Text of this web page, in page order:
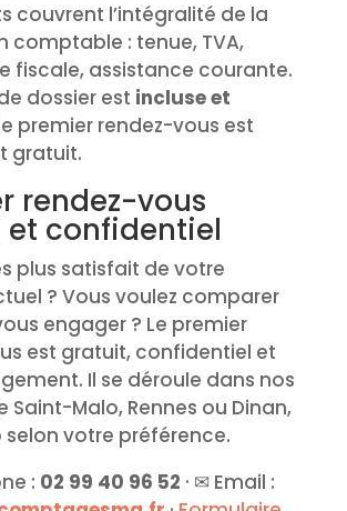
couvrent l’intégralité de la
comptable : tenue, TVA,
fiscale, assistance courante.
dossier est incluse et
premier rendez-vous est
gratuit.
rendez-vous
confidentiel
plus satisfait de votre
? Vous voulez comparer
engager ? Le premier
est gratuit, confidentiel et
Il se déroule dans nos
Saint-Malo, Rennes ou Dinan,
selon votre préférence.
: 02 99 40 96 52 · ✉ Email :